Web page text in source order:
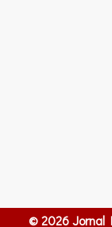
© 2026 Jornal